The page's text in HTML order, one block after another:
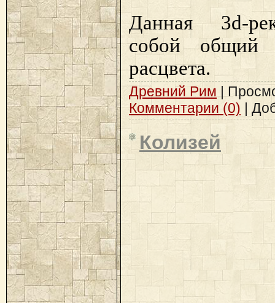
Данная 3d-
собой общий
расцвета.
Древний Рим |
Комментарии (0) |
Колизей